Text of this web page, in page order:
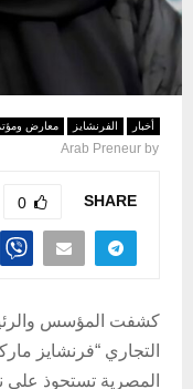
أخبار الفرنشايز معارض
by
Arab Preneur
SHARE
0
كشفت المؤسس
التجاري “فرنشايز